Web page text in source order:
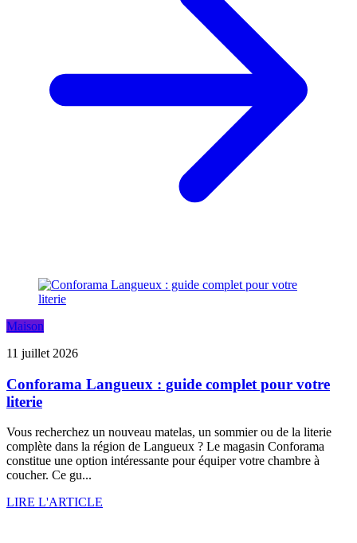
Maison
11 juillet 2026
Conforama Langueux : guide complet pour votre
literie
Vous recherchez un nouveau matelas, un sommier ou de la literie
complète dans la région de Langueux ? Le magasin Conforama
constitue une option intéressante pour équiper votre chambre à
coucher. Ce gu...
LIRE L'ARTICLE